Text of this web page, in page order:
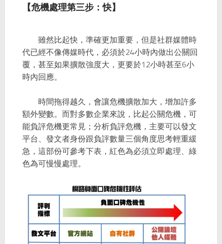
【危機處理第三步：快】
雖然比起快，準確更加重要，但是社群媒體時
代已經不像傳媒時代，必須於24小時內做出公關回
覆，甚至如果擴散強度大，更要於12小時甚至6小
時內回應。
時間拖得越久，會讓危機擴散加大，增加許多
額外變數。而對多數企業來說，比起公關危機，可
能負評危機更常見；分析負評危機，主要可以發文
平台、發文者身份跟負評數量三個角度思考輕重緩
急，這部份可參考下表，紅色為必須立即處理、綠
色為可慢慢處理。